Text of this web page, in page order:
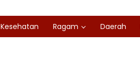
Kesehatan Ragam Daerah